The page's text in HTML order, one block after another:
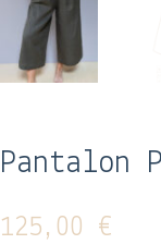
Pantalon
125,00 €